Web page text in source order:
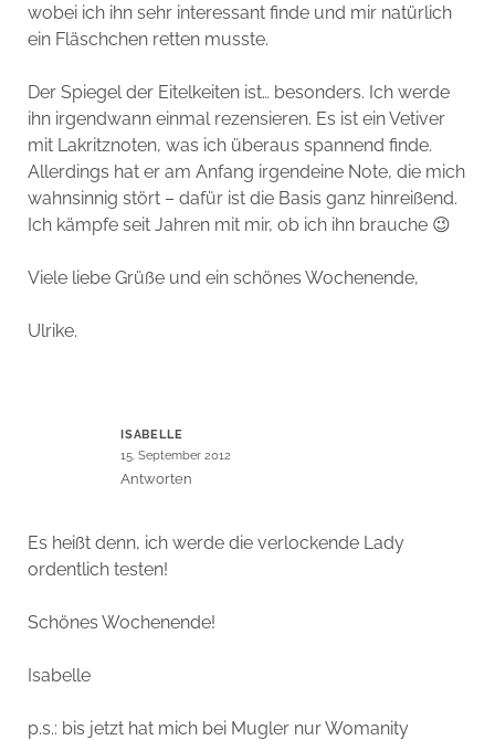
wobei ich ihn sehr interessant finde und mir natürlich
ein Fläschchen retten musste.
Der Spiegel der Eitelkeiten ist… besonders. Ich werde
ihn irgendwann einmal rezensieren. Es ist ein Vetiver
mit Lakritznoten, was ich überaus spannend finde.
Allerdings hat er am Anfang irgendeine Note, die mich
wahnsinnig stört – dafür ist die Basis ganz hinreißend.
Ich kämpfe seit Jahren mit mir, ob ich ihn brauche 😉
Viele liebe Grüße und ein schönes Wochenende,
Ulrike.
ISABELLE
15. September 2012
Antworten
Es heißt denn, ich werde die verlockende Lady
ordentlich testen!
Schönes Wochenende!
Isabelle
p.s.: bis jetzt hat mich bei Mugler nur Womanity